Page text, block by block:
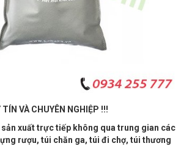
VÀ CHUYÊN NGHIỆP !!!
sản xuất trực tiếp không qua trung gian các
rượu, túi chăn ga, túi đi chợ, túi thương